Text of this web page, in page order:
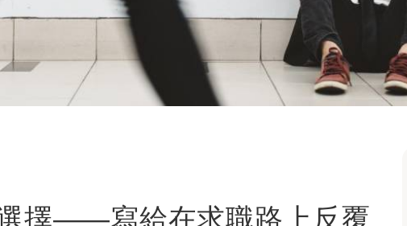
擇——寫給在求職路上反覆